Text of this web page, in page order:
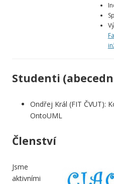
Studenti
Ondřej Král (FIT ČVUT):
OntoUML
Členství
Jsme
aktivními